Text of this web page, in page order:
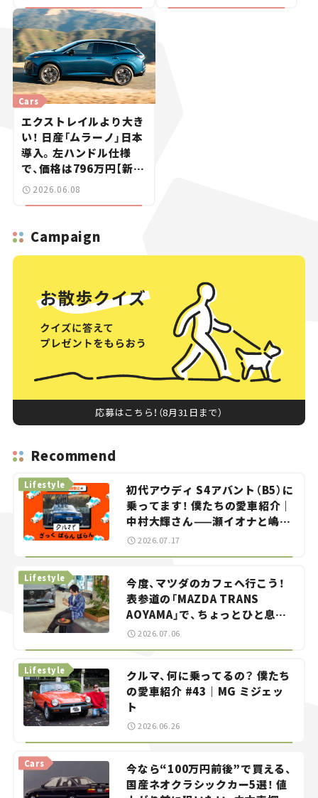
び #02
Cars
エクストレイルより大き
い！ 日産「ムラーノ」日本
導入。左ハンドル仕様
で、価格は796万円【新車
ニュース】
2026.06.08
Campaign
応募はこちら！（8月31日まで）
Recommend
初代アウディ S4アバント（B5）に
乗ってます！ 僕たちの愛車紹介｜
中村大輝さん——瀬イオナと嶋田
智之の「クルマでざっくばらんば
Lifestyle
2026.07.17
今度、マツダのカフェへ行こう！
表参道の「MAZDA TRANS
AOYAMA」で、ちょっとひと息。
——連載｜CCGとクルマでどうす
Lifestyle
2026.07.06
クルマ、何に乗ってるの？ 僕たち
の愛車紹介 #43｜MG ミジェッ
ト
Lifestyle
2026.06.26
今なら“100万円前後”で買える、
国産ネオクラシックカー5選！ 値
Cars